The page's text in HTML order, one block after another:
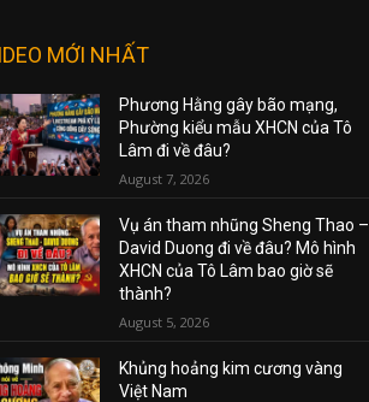
MỚI NHẤT
Phương Hằng gây bão mạng,
Phường kiểu mẫu XHCN của Tô
Lâm đi về đâu?
August 7, 2026
Vụ án tham nhũng Sheng Thao –
David Duong đi về đâu? Mô hình
XHCN của Tô Lâm bao giờ sẽ
thành?
August 5, 2026
Khủng hoảng kim cương vàng
Việt Nam